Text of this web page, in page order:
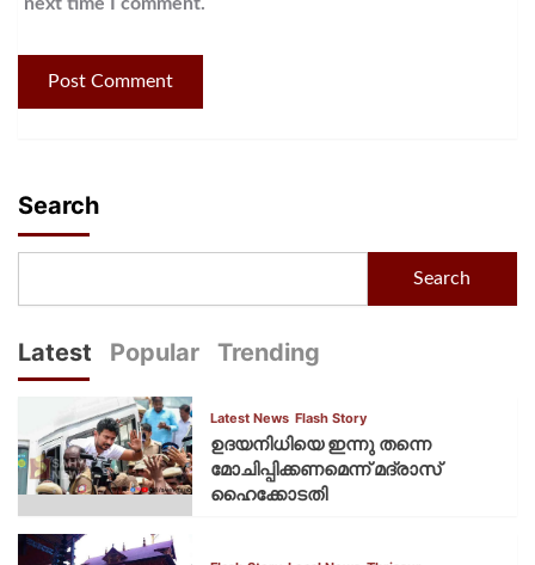
Search
Search
Latest Popular Trending
Latest News Flash Story
ഉദയനിധിയെ ഇന്നു തന്നെ
മോചിപ്പിക്കണമെന്ന് മദ്രാസ്
ഹൈക്കോടതി